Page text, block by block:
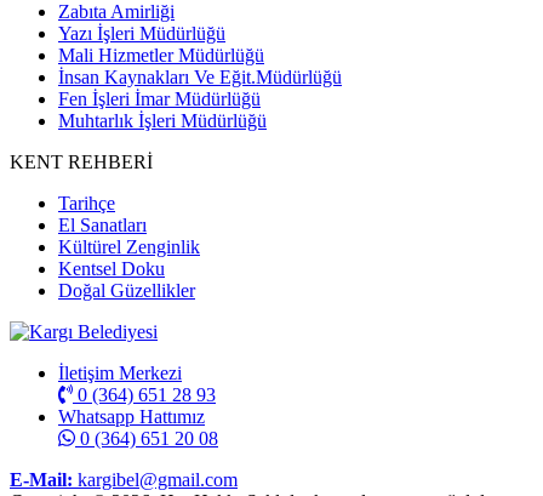
Zabıta Amirliği
Yazı İşleri Müdürlüğü
Mali Hizmetler Müdürlüğü
İnsan Kaynakları Ve Eğit.Müdürlüğü
Fen İşleri İmar Müdürlüğü
Muhtarlık İşleri Müdürlüğü
KENT REHBERİ
Tarihçe
El Sanatları
Kültürel Zenginlik
Kentsel Doku
Doğal Güzellikler
İletişim Merkezi
0 (364) 651 28 93
Whatsapp Hattımız
0 (364) 651 20 08
E-Mail: kargibel@gmail.com